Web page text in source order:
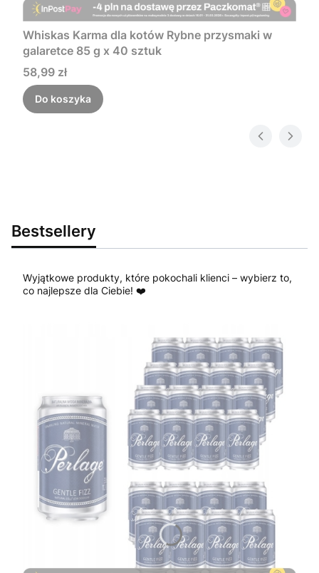
Whiskas Karma dla kotów Rybne przysmaki w
galaretce 85 g x 40 sztuk
Cena
58,99 zł
Do koszyka
Bestsellery
Wyjątkowe produkty, które pokochali klienci – wybierz to,
co najlepsze dla Ciebie! ❤️